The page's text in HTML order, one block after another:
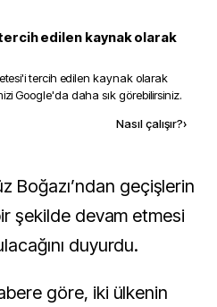
edilen kaynak olarak
'i tercih edilen kaynak olarak
Google'da daha sık görebilirsiniz.
Nasıl çalışır?›
şekilde devam etmesi
duyurdu.
göre, iki ülkenin